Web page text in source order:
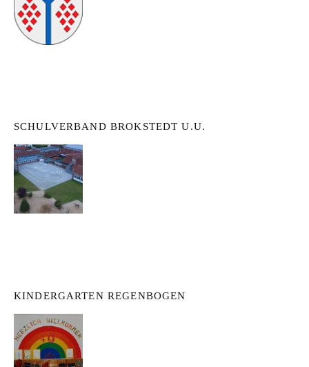
SCHULVERBAND BROKSTEDT U.U.
KINDERGARTEN REGENBOGEN